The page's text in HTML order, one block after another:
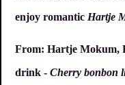
enjoy romantic Hartje
From: Hartje Mokum,
drink - Cherry bonbon